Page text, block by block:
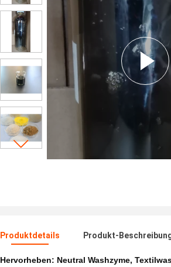
Produktdetails Produkt-
Hervorheben: Neutral Washzyme,